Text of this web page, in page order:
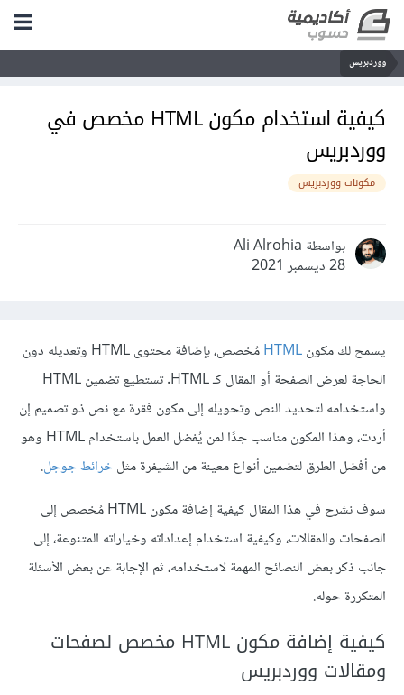
ووردبريس
كيفية استخدام مكون HTML مخصص في
ووردبريس
مكونات ووردبريس
بواسطة Ali Alrohia
28 ديسمبر 2021
يسمح لك مكونHTML
مُخصص، بإضافة محتوى HTML وتعديله دون
الحاجة لعرض الصفحة أو المقال كـ HTML. تستطيع تضمين HTML
واستخدامه لتحديد النص وتحويله إلى مكون فقرة مع نص ذو تصميم إن
أردت، وهذا المكون مناسب جدًا لمن يُفضل العمل باستخدام HTML وهو
من أفضل الطرق لتضمين أنواع معينة من الشيفرة مثلخرائط جوجل.
سوف نشرح في هذا المقال كيفية إضافة مكون HTML مُخصص إلى
الصفحات والمقالات، وكيفية استخدام إعداداته وخياراته المتنوعة، إلى
جانب ذكر بعض النصائح المهمة لاستخدامه، ثم الإجابة عن بعض الأسئلة
المتكررة حوله.
كيفية إضافة مكون HTML مخصص لصفحات
ومقالات ووردبريس